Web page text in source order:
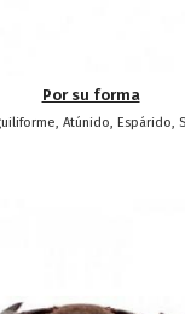
Por su forma
Atúnido, Espárido,